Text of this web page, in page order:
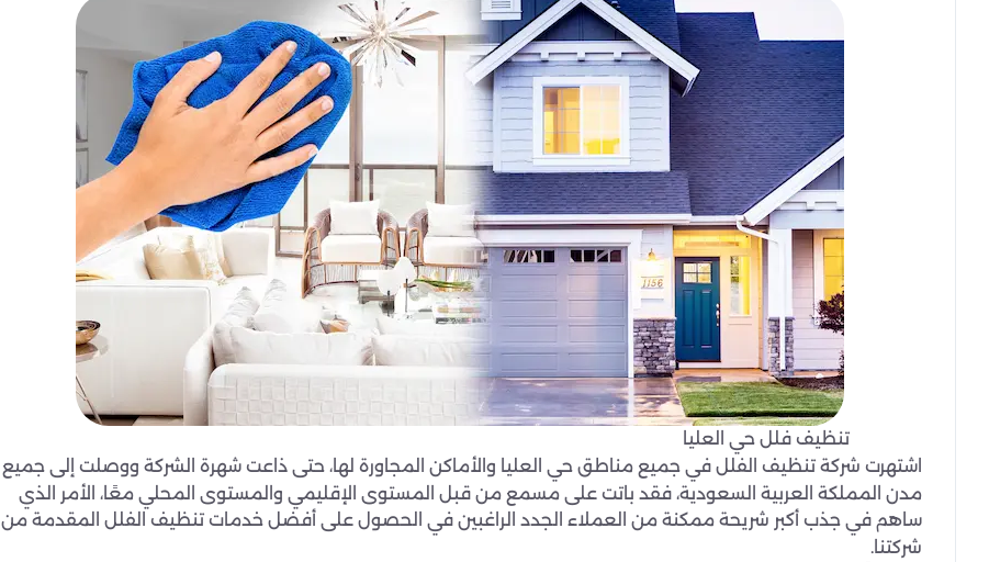
تنظيف فلل حي العليا
اشتهرت شركة تنظيف الفلل في جميع مناطق حي العليا والأماكن المجاورة لها، حتى ذاعت شهرة الشركة ووصلت إلى جميع
مدن المملكة العربية السعودية، فقد باتت على مسمع من قبل المستوى الإقليمي والمستوى المحلي معًا، الأمر الذي
ساهم في جذب أكبر شريحة ممكنة من العملاء الجدد الراغبين في الحصول على أفضل خدمات تنظيف الفلل المقدمة من
شركتنا.